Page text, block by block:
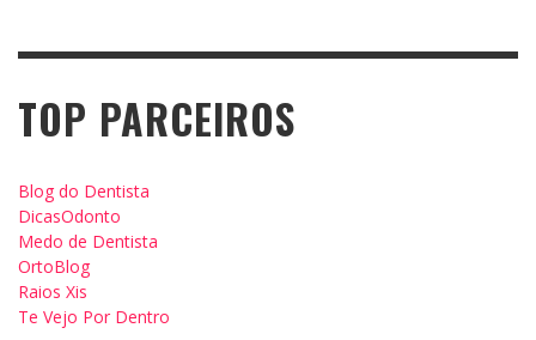
TOP PARCEIROS
Blog do Dentista
DicasOdonto
Medo de Dentista
OrtoBlog
Raios Xis
Te Vejo Por Dentro